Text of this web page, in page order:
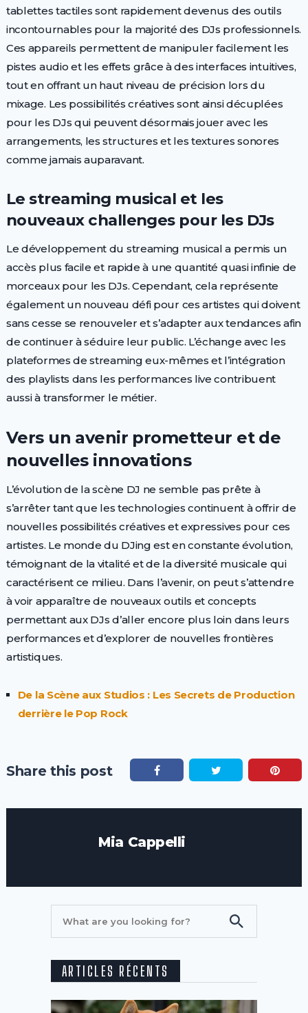
tablettes tactiles sont rapidement devenus des outils
incontournables pour la majorité des DJs professionnels.
Ces appareils permettent de manipuler facilement les
pistes audio et les effets grâce à des interfaces intuitives,
tout en offrant un haut niveau de précision lors du
mixage. Les possibilités créatives sont ainsi décuplées
pour les DJs qui peuvent désormais jouer avec les
arrangements, les structures et les textures sonores
comme jamais auparavant.
Le streaming musical et les
nouveaux challenges pour les DJs
Le développement du streaming musical a permis un
accès plus facile et rapide à une quantité quasi infinie de
morceaux pour les DJs. Cependant, cela représente
également un nouveau défi pour ces artistes qui doivent
sans cesse se renouveler et s’adapter aux tendances afin
de continuer à séduire leur public. L’échange avec les
plateformes de streaming eux-mêmes et l’intégration
des playlists dans les performances live contribuent
aussi à transformer le métier.
Vers un avenir prometteur et de
nouvelles innovations
L’évolution de la scène DJ ne semble pas prête à
s’arrêter tant que les technologies continuent à offrir de
nouvelles possibilités créatives et expressives pour ces
artistes. Le monde du DJing est en constante évolution,
témoignant de la vitalité et de la diversité musicale qui
caractérisent ce milieu. Dans l’avenir, on peut s’attendre
à voir apparaître de nouveaux outils et concepts
permettant aux DJs d’aller encore plus loin dans leurs
performances et d’explorer de nouvelles frontières
artistiques.
De la Scène aux Studios : Les Secrets de Production
derrière le Pop Rock
Share this post
Mia Cappelli
ARTICLES RÉCENTS